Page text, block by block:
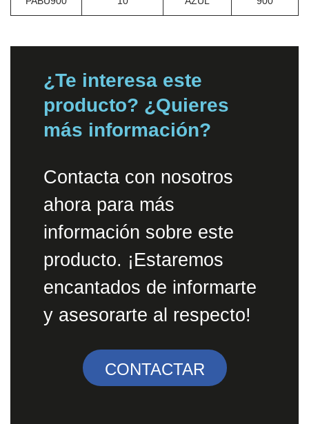
¿Te interesa este
producto? ¿Quieres
más información?
Contacta con nosotros
ahora para más
información sobre este
producto. ¡Estaremos
encantados de informarte
y asesorarte al respecto!
CONTACTAR